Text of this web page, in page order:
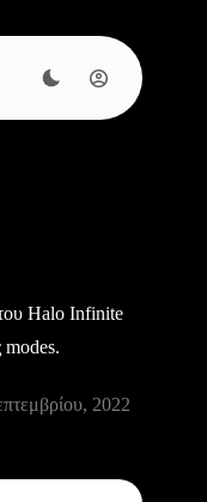
Halo Infinite
2022